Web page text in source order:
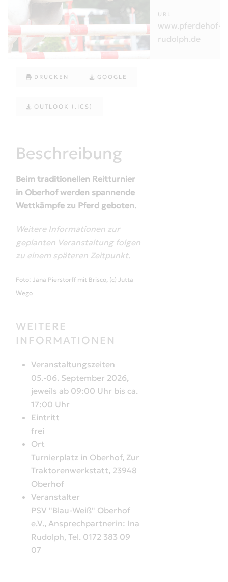
URL
www.pferdehof-
rudolph.de
DRUCKEN GOOGLE
OUTLOOK (.ICS)
Beschreibung
Beim traditionellen Reitturnier
in Oberhof werden spannende
Wettkämpfe zu Pferd geboten.
Weitere Informationen zur
geplanten Veranstaltung folgen
zu einem späteren Zeitpunkt.
Foto: Jana Pierstorff mit Brisco, (c) Jutta
Wego
WEITERE
INFORMATIONEN
Veranstaltungszeiten
05.-06. September 2026,
jeweils ab 09:00 Uhr bis ca.
17:00 Uhr
Eintritt
frei
Ort
Turnierplatz in Oberhof, Zur
Traktorenwerkstatt, 23948
Oberhof
Veranstalter
PSV "Blau-Weiß" Oberhof
e.V., Ansprechpartnerin: Ina
Rudolph, Tel. 0172 383 09
07